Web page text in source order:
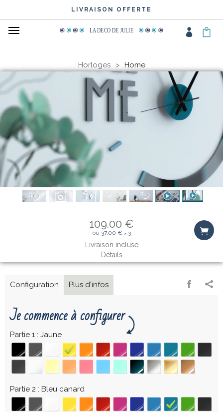
LIVRAISON OFFERTE
LARGE CHOIX DE COULEURS
LA DECO DE JULIE
Horloges Home
109.00 €
ou 37.00 € ×3
Livraison incluse
Détails
Configuration Plus d'infos
Je commence à configurer
Partie 1 Jaune
Partie 2 Bleu canard